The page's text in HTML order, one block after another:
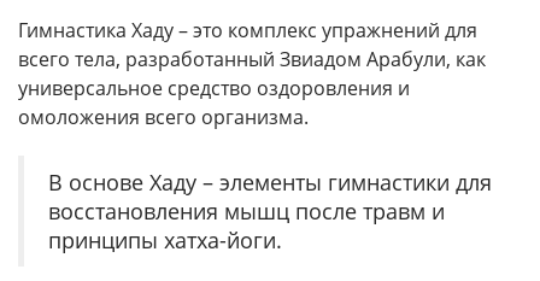
Гимнастика Хаду – это комплекс упражнений для
всего тела, разработанный Звиадом Арабули, как
универсальное средство оздоровления и
омоложения всего организма.
В основе Хаду – элементы гимнастики для
восстановления мышц после травм и
принципы хатха-йоги.